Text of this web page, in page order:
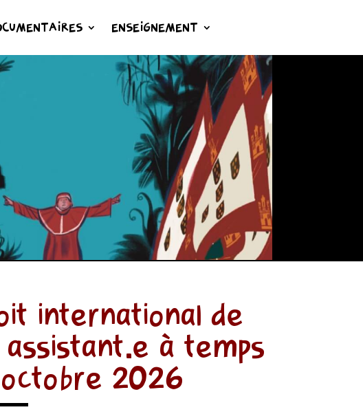
ENSEIGNEMENT
international de
assistant.e à temps
2026